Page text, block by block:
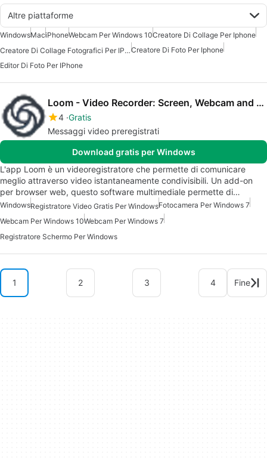
Altre piattaforme
WindowsMaciPhoneWebcam Per Windows 10Creatore Di Collage Per Iphone
Creatore Di Collage Fotografici Per IPhoneCreatore Di Foto Per Iphone
Editor Di Foto Per IPhone
Loom - Video Recorder: Screen, Webcam and Mic
4 Gratis
Messaggi video preregistrati
Download gratis per Windows
L'app Loom è un videoregistratore che permette di comunicare
meglio attraverso video istantaneamente condivisibili. Un add-on
per browser web, questo software multimediale permette di…
WindowsRegistratore Video Gratis Per WindowsFotocamera Per Windows 7
Webcam Per Windows 10Webcam Per Windows 7
Registratore Schermo Per Windows
1 2 3 4 Fine